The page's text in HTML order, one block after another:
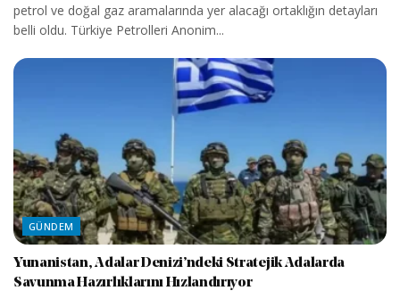
petrol ve doğal gaz aramalarında yer alacağı ortaklığın detayları
belli oldu. Türkiye Petrolleri Anonim...
GÜNDEM
Yunanistan, Adalar Denizi’ndeki Stratejik Adalarda
Savunma Hazırlıklarını Hızlandırıyor